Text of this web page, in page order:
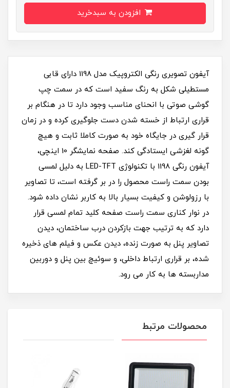
آیفون تصویری رنگی الکتروپیک مدل 1198 دارای قابی
مستطیلی شکل به رنگ سفید است که در سمت چپ
گوشی صوتی با انحنای مناسب وجود دارد تا در هنگام بر
قراری ارتباط از خسته شدن دست جلوگیری کرده و در زمان
قرار گیری در جایگاه خود به صورت کاملا ثابت و هیچ
گونه لغزشی ایستادگی کند. صفحه نمایشگر 10 اینچی،
آیفون رنگی 1198 با تکنولوژی LED-TFT به دلیل لمسی
بودن سمت راست محصول را در بر گرفته است، تا تصاویر
با رزولوشن و کیفیت بسیار بالا به کاربر نشان داده شود.
در نوار کناری سمت راست صفحه کلید تمام لمسی قرار
دارد که به ترتیب جهت بازکردن درب ساختمان، دیدن
تصاویر پنل به صورت زنده، دیدن عکس و فیلم های ذخیره
شده، بر قراری ارتباط داخلی، و سوئیچ بین پنل و دوربین
مداربسته ها به کار می رود.
محصولات مرتبط